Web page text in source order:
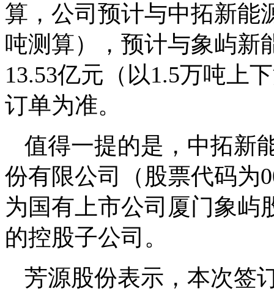
算，公司预计与中拓新能
吨测算），预计与象屿新
13.53亿元（以1.5万吨上
订单为准。
值得一提的是，中拓新
份有限公司（股票代码为
为国有上市公司厦门象屿
的控股子公司。
芳源股份表示，本次签